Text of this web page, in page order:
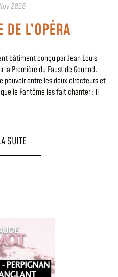
2025
DE L’OPÉRA
bâtiment conçu par Jean Louis
la Première du Faust de Gounod.
pouvoir entre les deux directeurs et
le Fantôme les fait chanter : il
SUITE